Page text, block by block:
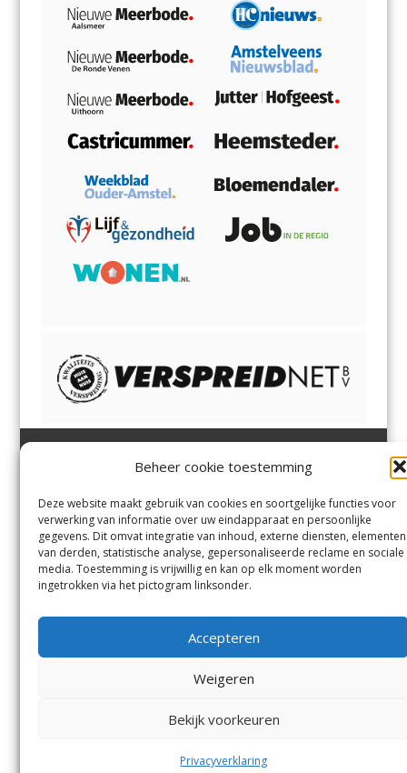
Beheer cookie toestemming
Deze website maakt gebruik van cookies en soortgelijke functies voor
verwerking van informatie over uw eindapparaat en persoonlijke
gegevens. Dit omvat integratie van inhoud, externe diensten, elementen
van derden, statistische analyse, gepersonaliseerde reclame en sociale
media. Toestemming is vrijwillig en kan op elk moment worden
ingetrokken via het pictogram linksonder.
Accepteren
Weigeren
Bekijk voorkeuren
Privacyverklaring
Margadantstraat 34
1976 DN IJmuiden
023-8200170
info@heemsteder.nl
info@bloemendaler.nl
Bennebroek,Vogelenzang,
OverveenenAerdenhout
Contact
Vacatures
Voorwaarden
© De Heemsteder Uitgevers B.V.